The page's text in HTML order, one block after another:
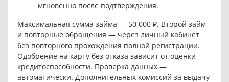
мгновенно после подтверждения.
Максимальная сумма займа — 50 000 ₽. Второй займ
и повторные обращения — через личный кабинет
без повторного прохождения полной регистрации.
Одобрение на карту без отказа зависит от оценки
кредитоспособности. Проверка данных —
автоматически. Дополнительных комиссий за выдачу